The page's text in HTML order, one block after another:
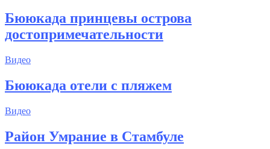
Бююкада принцевы острова
достопримечательности
Видео
Бююкада отели с пляжем
Видео
Район Умрание в Стамбуле